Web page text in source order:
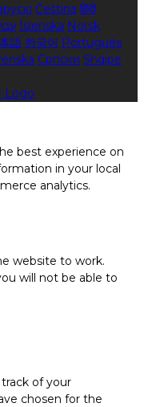
Čeština हिंदी
Íslenska Norsk
語 한국어 Português
Српски Shqipe
best experience on
in your local
analytics.
website to work.
will not be able to
of your
chosen for the